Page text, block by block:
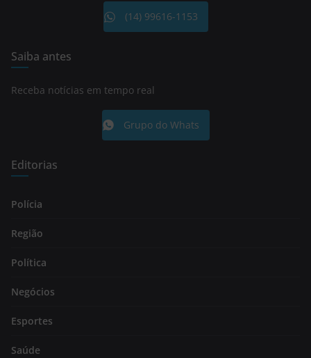
(14) 99616-1153
Saiba antes
Receba notícias em tempo real
Grupo do Whats
Editorias
Polícia
Região
Política
Negócios
Esportes
Saúde